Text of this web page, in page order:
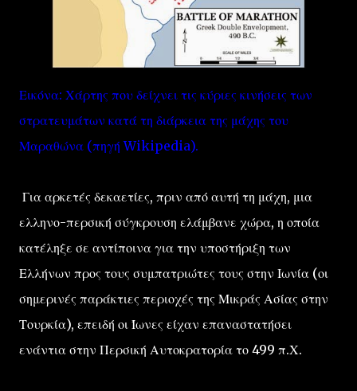
Εικόνα: Χάρτης που δείχνει τις κύριες κινήσεις των
στρατευμάτων κατά τη διάρκεια της μάχης του
Μαραθώνα (πηγή Wikipedia).
Για αρκετές δεκαετίες, πριν από αυτή τη μάχη, μια
ελληνο-περσική σύγκρουση ελάμβανε χώρα, η οποία
κατέληξε σε αντίποινα για την υποστήριξη των
Ελλήνων προς τους συμπατριώτες τους στην Ιωνία (οι
σημερινές παράκτιες περιοχές της Μικράς Ασίας στην
Τουρκία), επειδή οι ​​Ίωνες είχαν επαναστατήσει
ενάντια στην Περσική Αυτοκρατορία το 499 π.Χ.